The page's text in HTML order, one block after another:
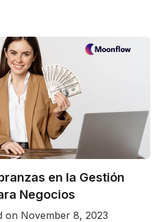
en la Gestión
Negocios
on November 8, 2023